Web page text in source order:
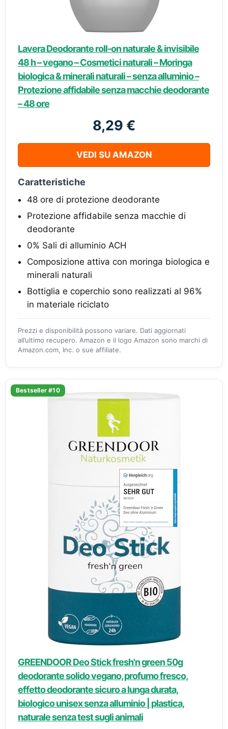
Lavera Deodorante roll-on naturale & invisibile
48 h – vegano – Cosmetici naturali – Moringa
biologica & minerali naturali – senza alluminio –
Protezione affidabile senza macchie deodorante
– 48 ore
8,29 €
VEDI SU AMAZON
Caratteristiche
48 ore di protezione deodorante
Protezione affidabile senza macchie di
deodorante
0% Sali di alluminio ACH
Composizione attiva con moringa biologica e
minerali naturali
Bottiglia e coperchio sono realizzati al 96%
in materiale riciclato
Prezzi e disponibilità possono variare. Dati aggiornati
all’ultimo recupero. Amazon e il logo Amazon sono marchi di
Amazon.com, Inc. o sue affiliate.
Bestseller #10
GREENDOOR Deo Stick fresh'n green 50g
deodorante solido vegano, profumo fresco,
effetto deodorante sicuro a lunga durata,
biologico unisex senza alluminio | plastica,
naturale senza test sugli animali